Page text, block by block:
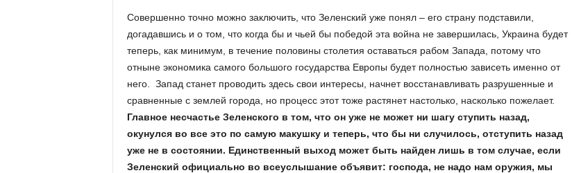
Совершенно точно можно заключить, что Зеленский уже понял – его страну подставили,
догадавшись и о том, что когда бы и чьей бы победой эта война не завершилась, Украина будет
теперь, как минимум, в течение половины столетия оставаться рабом Запада, потому что
отныне экономика самого большого государства Европы будет полностью зависеть именно от
него. Запад станет проводить здесь свои интересы, начнет восстанавливать разрушенные и
сравненные с землей города, но процесс этот тоже растянет настолько, насколько пожелает.
Главное несчастье Зеленского в том, что он уже не может ни шагу ступить назад,
окунулся во все это по самую макушку и теперь, что бы ни случилось, отступить назад
уже не в состоянии. Единственный выход может быть найден лишь в том случае, если
Зеленский официально во всеуслышание объявит: господа, не надо нам оружия, мы